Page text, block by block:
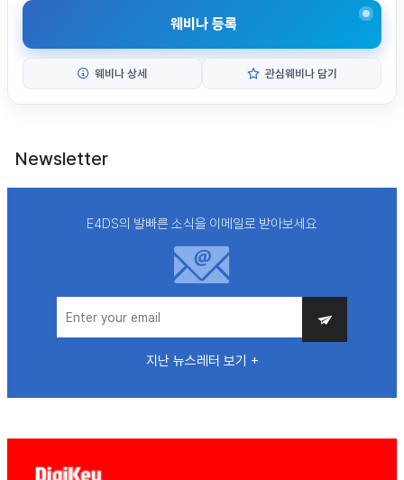
웨비나 등록
웨비나 상세 관심웨비나 담기
Newsletter
E4DS의 발빠른 소식을 이메일로 받아보세요
지난 뉴스레터 보기 +